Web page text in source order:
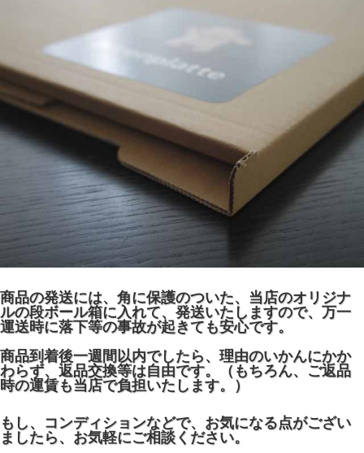
商品の発送には、角に保護のついた、当店のオリジナ
ルの段ボール箱に入れて、発送いたしますので、万一
運送時に落下等の事故が起きても安心です。
商品到着後一週間以内でしたら、理由のいかんにかか
わらず、返品交換等は自由です。（もちろん、ご返品
時の運賃も当店で負担いたします。）
もし、コンディションなどで、お気になる点がござい
ましたら、お気軽にご相談ください。